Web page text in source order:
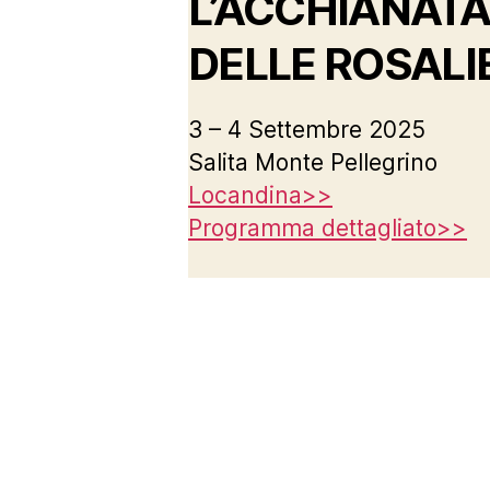
DELLE
3 – 4 Settembre 2025
Salita Monte Pellegrino
Locandina>>
Programma dettagliato>>